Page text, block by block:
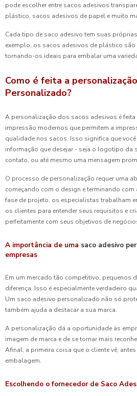
pode escolher entre sacos adesivos
plástico, sacos adesivos de papel e muito
Cada tipo de saco adesivo tem suas
exemplo, os sacos adesivos de plástico são
tornando-os ideais para embalar uma
Como é feita a
Personalizado?
A personalização dos sacos adesivos é
impressão modernos que permitem a
qualidade nos sacos. Isso significa que
informação que desejar - seja o logotipo da
contato, ou até mesmo uma mensagem
O processo de personalização requer uma
começando com o design e terminando com
fase de projeto, os especialistas trabalham
os clientes para entender seus requisitos e
perfeitamente com seus objetivos de
A importância de uma saco adesivo
empresas
Em um mercado tão competitivo, pequenos
diferença. Isso é especialmente verdadeiro
Um saco adesivo personalizado não só
também ajuda a destacar a sua marca.
A personalização dá a oportunidade às
imagem de marca e de se tornar mais
Afinal, a primeira coisa que o cliente vê,
embalagem.
Escolhendo o fornecedor de Saco